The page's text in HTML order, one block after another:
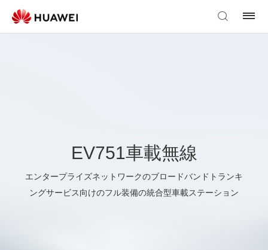
EV751車載無線
エンタープライズネットワークのブロードバンドトランキ
ングサービス向けのフル装備の統合型車載ステーション